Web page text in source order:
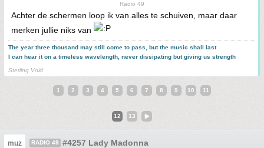
Radio 49
Achter de schermen loop ik van alles te schuiven, maar daar
merken jullie niks van
The year three thousand may still come to pass, but the music shall last
I can hear it on a timeless wavelength, never dissipating but giving us strength
Sterling Void
1 2 3 4 5 6 7 8 9 10 11
12 13
muz RADIO 49 #4257 Lady Madonna